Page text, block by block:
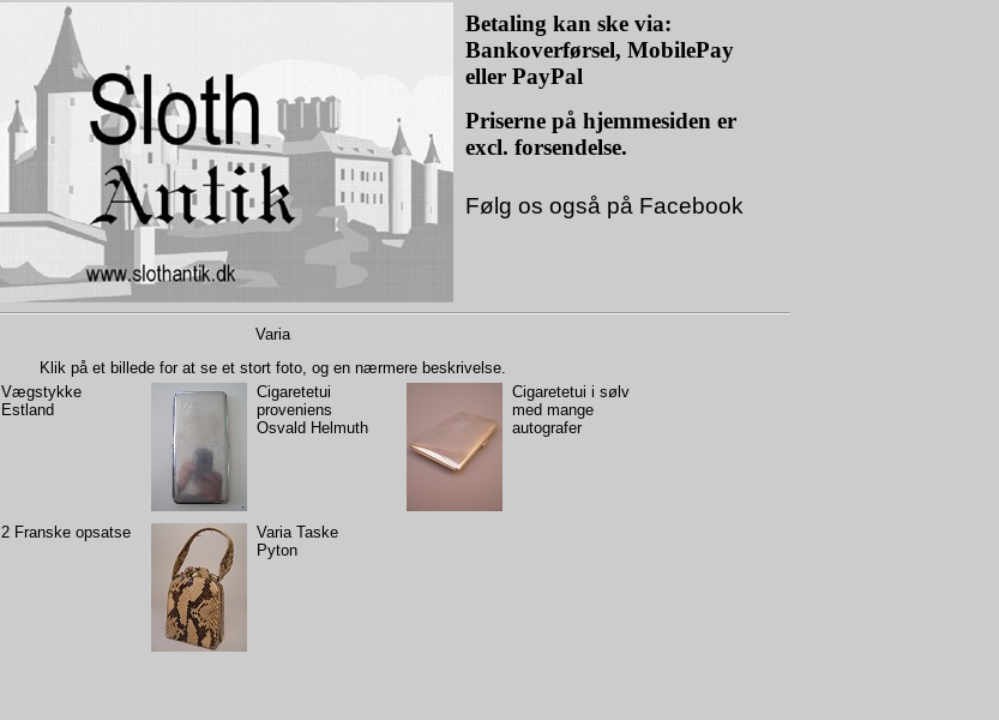
Betaling kan ske via:
Bankoverførsel, MobilePay
eller PayPal
Priserne på hjemmesiden er
excl. forsendelse.
Følg os også på Facebook
Varia
Klik på et billede for at se et stort foto, og en nærmere beskrivelse.
Vægstykke
Estland
Cigaretetui
proveniens
Osvald Helmuth
Cigaretetui i sølv
med mange
autografer
2 Franske opsatse
Varia Taske
Pyton